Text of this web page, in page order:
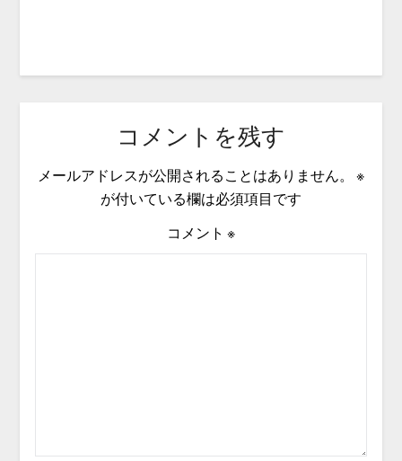
コメントを残す
メールアドレスが公開されることはありません。
※
が付いている欄は必須項目です
コメント ※